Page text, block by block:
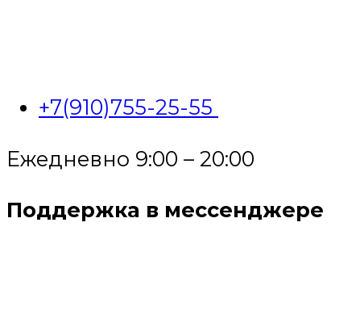
+7(910)755-25-55
Ежедневно 9:00 – 20:00
Поддержка в мессенджере